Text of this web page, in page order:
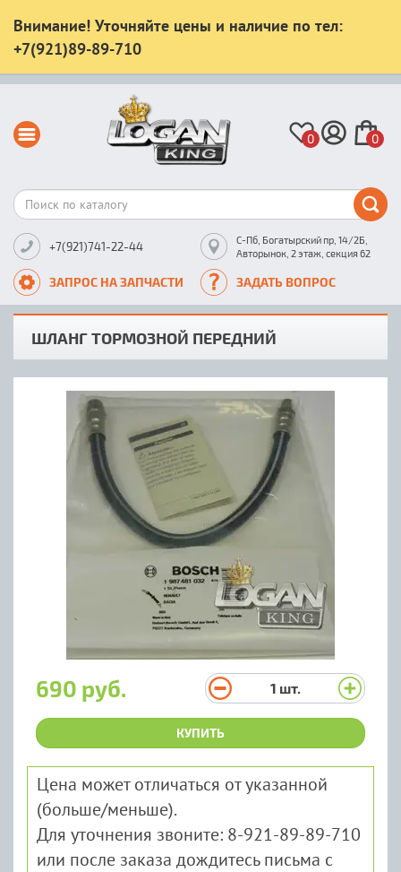
Внимание! Уточняйте цены и наличие по тел:
+7(921)89-89-710
0 0
+7(921)741-22-44
С-Пб, Богатырский пр, 14/2Б,
Авторынок, 2 этаж, секция 62
ЗАПРОС НА ЗАПЧАСТИ ЗАДАТЬ ВОПРОС
ШЛАНГ ТОРМОЗНОЙ ПЕРЕДНИЙ
690 руб. 1 шт.
КУПИТЬ
Цена может отличаться от указанной
(больше/меньше).
Для уточнения звоните: 8-921-89-89-710
или после заказа дождитесь письма с